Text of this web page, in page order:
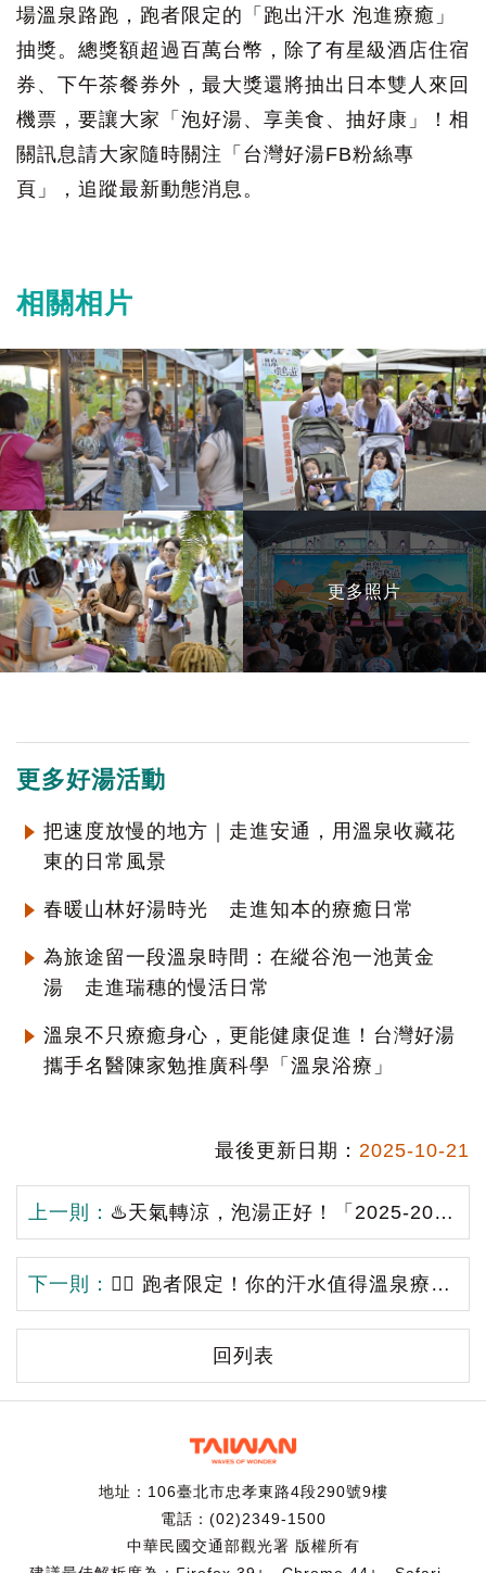
場溫泉路跑，跑者限定的「跑出汗水 泡進療癒」
抽獎。總獎額超過百萬台幣，除了有星級酒店住宿
券、下午茶餐券外，最大獎還將抽出日本雙人來回
機票，要讓大家「泡好湯、享美食、抽好康」！相
關訊息請大家隨時關注「台灣好湯FB粉絲專
頁」，追蹤最新動態消息。
相關相片
更多照片
更多好湯活動
把速度放慢的地方｜走進安通，用溫泉收藏花
東的日常風景
春暖山林好湯時光 走進知本的療癒日常
為旅途留一段溫泉時間：在縱谷泡一池黃金
湯 走進瑞穗的慢活日常
溫泉不只療癒身心，更能健康促進！台灣好湯
攜手名醫陳家勉推廣科學「溫泉浴療」
最後更新日期： 2025-10-21
上一則： ♨️天氣轉涼，泡湯正好！「2025-2026 台灣好湯」活動全台開跑囉！🍂
下一則： 🏃‍♂️ 跑者限定！你的汗水值得溫泉療癒！♨️
回列表
地址：106臺北市忠孝東路4段290號9樓
電話：(02)2349-1500
中華民國交通部觀光署 版權所有